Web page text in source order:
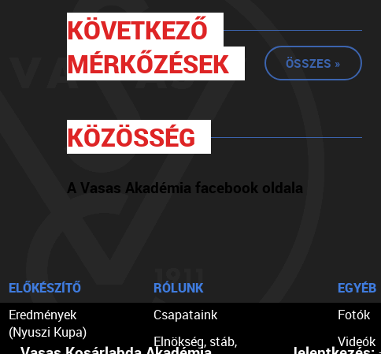
KÖVETKEZŐ
MÉRKŐZÉSEK
ÖSSZES »
KÖZÖSSÉG
A Vasas Akadémia facebook oldala
ELŐKÉSZÍTŐ
Eredmények
(Nyuszi Kupa)
RÓLUNK
Csapataink
Elnökség, stáb,
EGYÉB
Fotók
Videók